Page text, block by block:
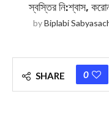
স্বস্তির নি:শ্বাস,
byBiplabi
SHARE 0